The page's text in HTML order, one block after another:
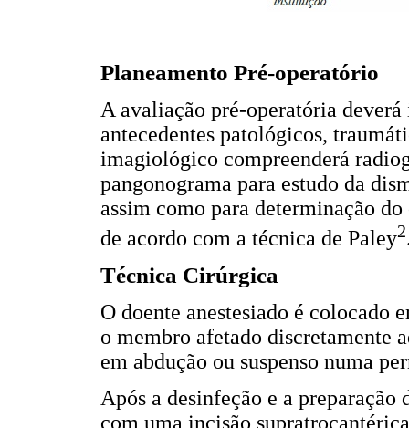
Planeamento Pré-operatório
A avaliação pré-operatória
antecedentes patológicos,
imagiológico compreenderá
pangonograma para estudo da
assim como para determinação
de acordo com a técnica de Paley2
Técnica Cirúrgica
O doente anestesiado é colocado
o membro afetado discretamente
em abdução ou suspenso numa
Após a desinfeção e a
com uma incisão